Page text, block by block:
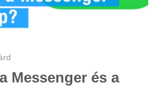
Messenger és a